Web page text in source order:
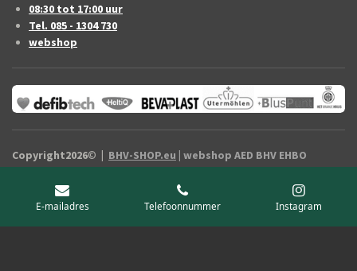
08:30 tot 17:00 uur
Tel. 085 - 1304 730
webshop
Copyright2026© | BHV-SHOP.eu | webshop AED BHV EHBO
artikelen Drenthe / vermelde prijzen zijn exclusief B.T.W.
E-mailadres Telefoonnummer Instagram